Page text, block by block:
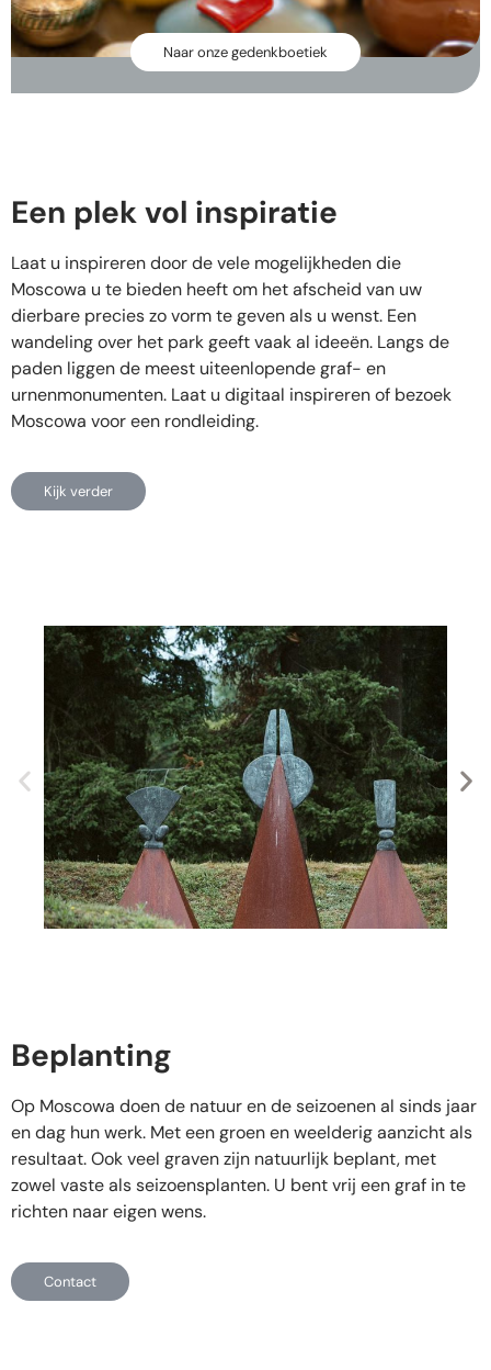
Naar onze gedenkboetiek
Een plek vol inspiratie​
Laat u inspireren door de vele mogelijkheden die
Moscowa u te bieden heeft om het afscheid van uw
dierbare precies zo vorm te geven als u wenst. Een
wandeling over het park geeft vaak al ideeën. Langs de
paden liggen de meest uiteenlopende graf- en
urnenmonumenten. Laat u digitaal inspireren of bezoek
Moscowa voor een rondleiding.
Kijk verder
Beplanting
Op Moscowa doen de natuur en de seizoenen al sinds jaar
en dag hun werk. Met een groen en weelderig aanzicht als
resultaat. Ook veel graven zijn natuurlijk beplant, met
zowel vaste als seizoensplanten. U bent vrij een graf in te
richten naar eigen wens.
Contact